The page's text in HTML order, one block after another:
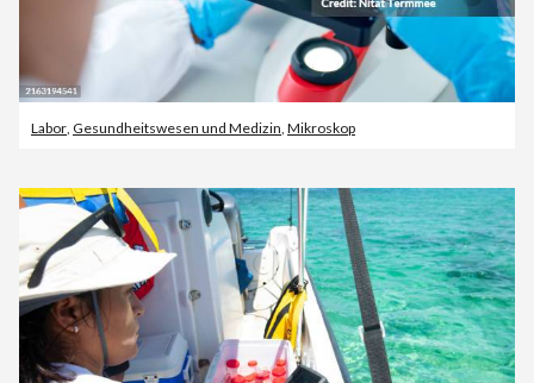
Labor, Gesundheitswesen und Medizin, Mikroskop